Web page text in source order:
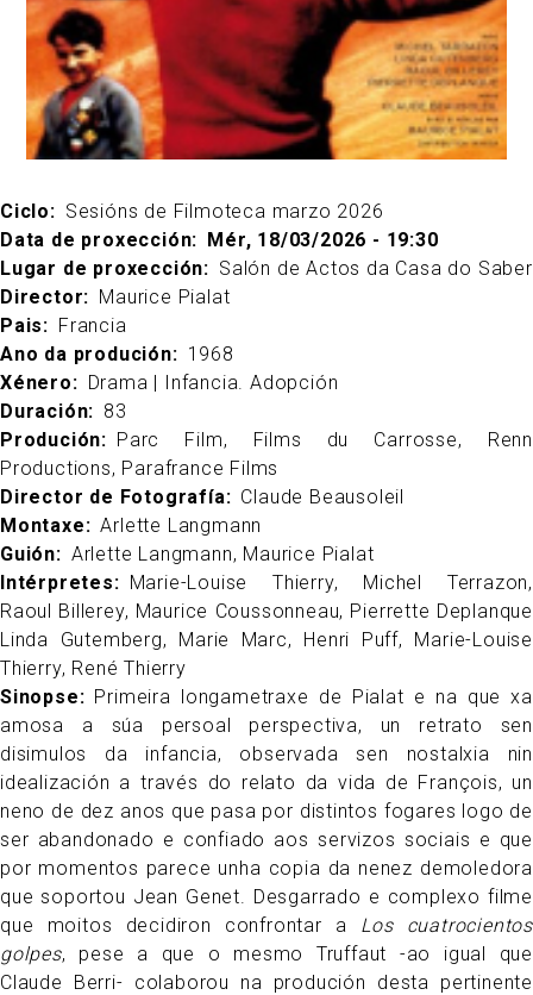
Ciclo
Sesións de Filmoteca marzo 2026
Data de proxección
Mér, 18/03/2026 - 19:30
Lugar de proxección
Salón de Actos da Casa do Saber
Director
Maurice Pialat
Pais
Francia
Ano da produción
1968
Xénero
Drama | Infancia. Adopción
Duración
83
Produción
Parc Film, Films du Carrosse, Renn
Productions, Parafrance Films
Director de Fotografía
Claude Beausoleil
Montaxe
Arlette Langmann
Guión
Arlette Langmann, Maurice Pialat
Intérpretes
Marie-Louise Thierry, Michel Terrazon,
Raoul Billerey, Maurice Coussonneau, Pierrette Deplanque
Linda Gutemberg, Marie Marc, Henri Puff, Marie-Louise
Thierry, René Thierry
Sinopse
Primeira longametraxe de Pialat e na que xa
amosa a súa persoal perspectiva, un retrato sen
disimulos da infancia, observada sen nostalxia nin
idealización a través do relato da vida de François, un
neno de dez anos que pasa por distintos fogares logo de
ser abandonado e confiado aos servizos sociais e que
por momentos parece unha copia da nenez demoledora
que soportou Jean Genet. Desgarrado e complexo filme
que moitos decidiron confrontar a Los cuatrocientos
golpes, pese a que o mesmo Truffaut -ao igual que
Claude Berri- colaborou na produción desta pertinente